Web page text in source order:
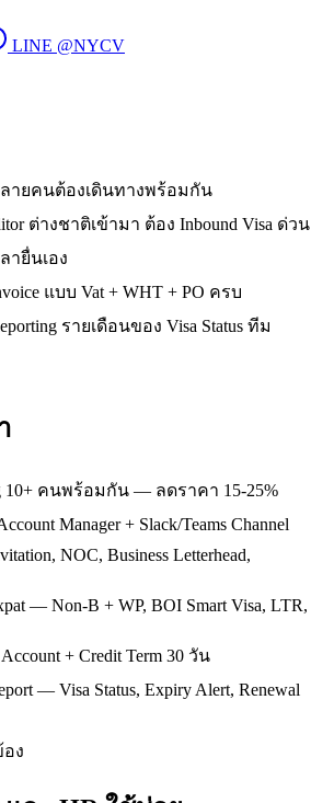
LINE @NYCV
ายคนต้องเดินทางพร้อมกัน
ต่างชาติเข้ามา ต้อง Inbound Visa ด่วน
ายื่นเอง
แบบ Vat + WHT + PO ครบ
รายเดือนของ Visa Status ทีม
10+ คนพร้อมกัน — ลดราคา 15-25%
Manager + Slack/Teams Channel
NOC, Business Letterhead,
— Non-B + WP, BOI Smart Visa, LTR,
+ Credit Term 30 วัน
— Visa Status, Expiry Alert, Renewal
ง